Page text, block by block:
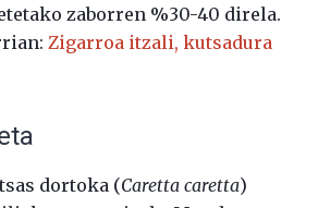
zaborren %30-40 direla.
Zigarroa itzali, kutsadura
dortoka (Caretta caretta)